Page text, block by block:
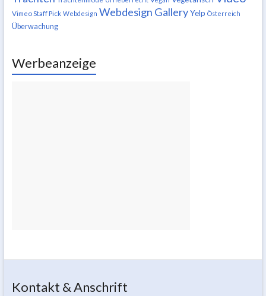
Vimeo Staff Pick Webdesign Webdesign Gallery Yelp Österreich
Überwachung
Werbeanzeige
Kontakt & Anschrift